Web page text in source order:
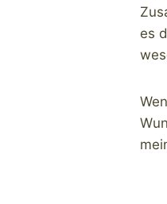
es